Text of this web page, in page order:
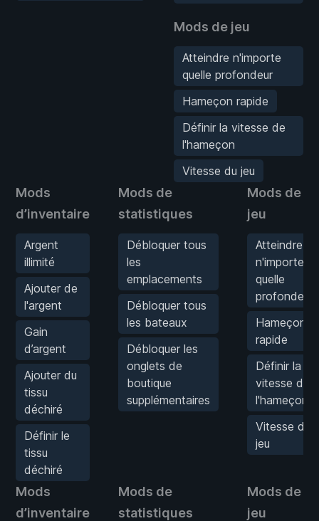
Mods de jeu
Atteindre n'importe
quelle profondeur
Hameçon rapide
Définir la vitesse de
l'hameçon
Vitesse du jeu
Mods
d’inventaire
Argent
illimité
Ajouter de
l'argent
Gain
d’argent
Ajouter du
tissu
déchiré
Définir le
tissu
déchiré
Mods de
statistiques
Débloquer tous
les
emplacements
Débloquer tous
les bateaux
Débloquer les
onglets de
boutique
supplémentaires
Mods de
jeu
Atteindre
n'importe
quelle
profondeur
Hameçon
rapide
Définir la
vitesse de
l'hameçon
Vitesse du
jeu
Mods
d’inventaire
Mods de
statistiques
Mods de
jeu